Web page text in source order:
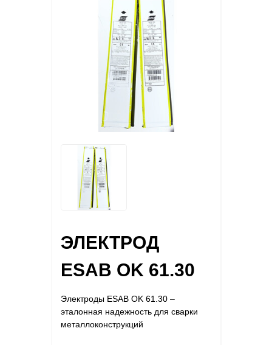
ЭЛЕКТРОД
ESAB OK 61.30
Электроды ESAB OK 61.30 –
эталонная надежность для сварки
металлоконструкций